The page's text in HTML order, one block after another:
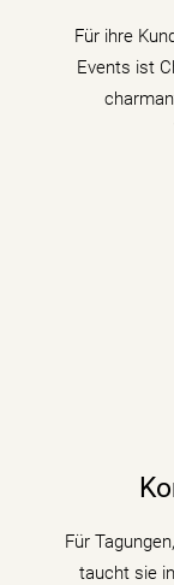
Für ihre
Events ist
Für
taucht sie
Die
Ministern